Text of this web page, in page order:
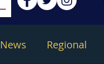
News Regional